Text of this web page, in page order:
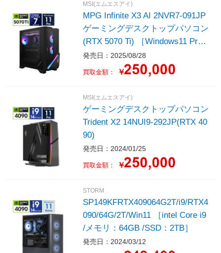
MSI(エムエスアイ)
MPG Infinite X3 AI 2NVR7-091JP
ゲーミングデスクトップパソコン
(RTX 5070 Ti) ［Windows11 Pro /
intel Core Ultra 7 /メモリ：32GB
/SSD：1TB /Officeソフト無し /20
発売日：2025/08/28
買取金額： ￥
MSI(エムエスアイ)
ゲーミングデスクトップパソコン
Trident X2 14NUI9-292JP(RTX 40
90)
発売日：2024/01/25
買取金額： ￥
STORM
SP149KFRTX409064G2T/i9/RTX4
090/64G/2T/Win11 ［intel Core i9
/メモリ：64GB /SSD：2TB］
発売日：2024/03/12